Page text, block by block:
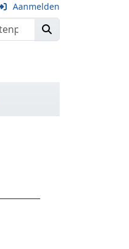
Aanmelden